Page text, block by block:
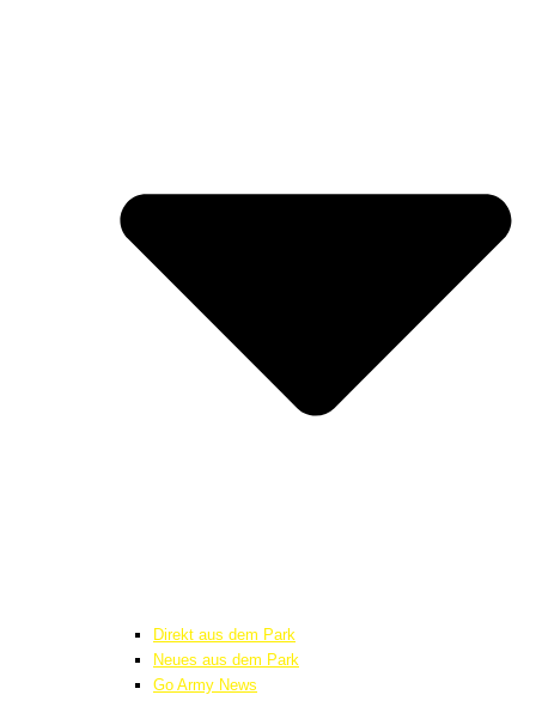
Direkt aus dem Park
Neues aus dem Park
Go Army News